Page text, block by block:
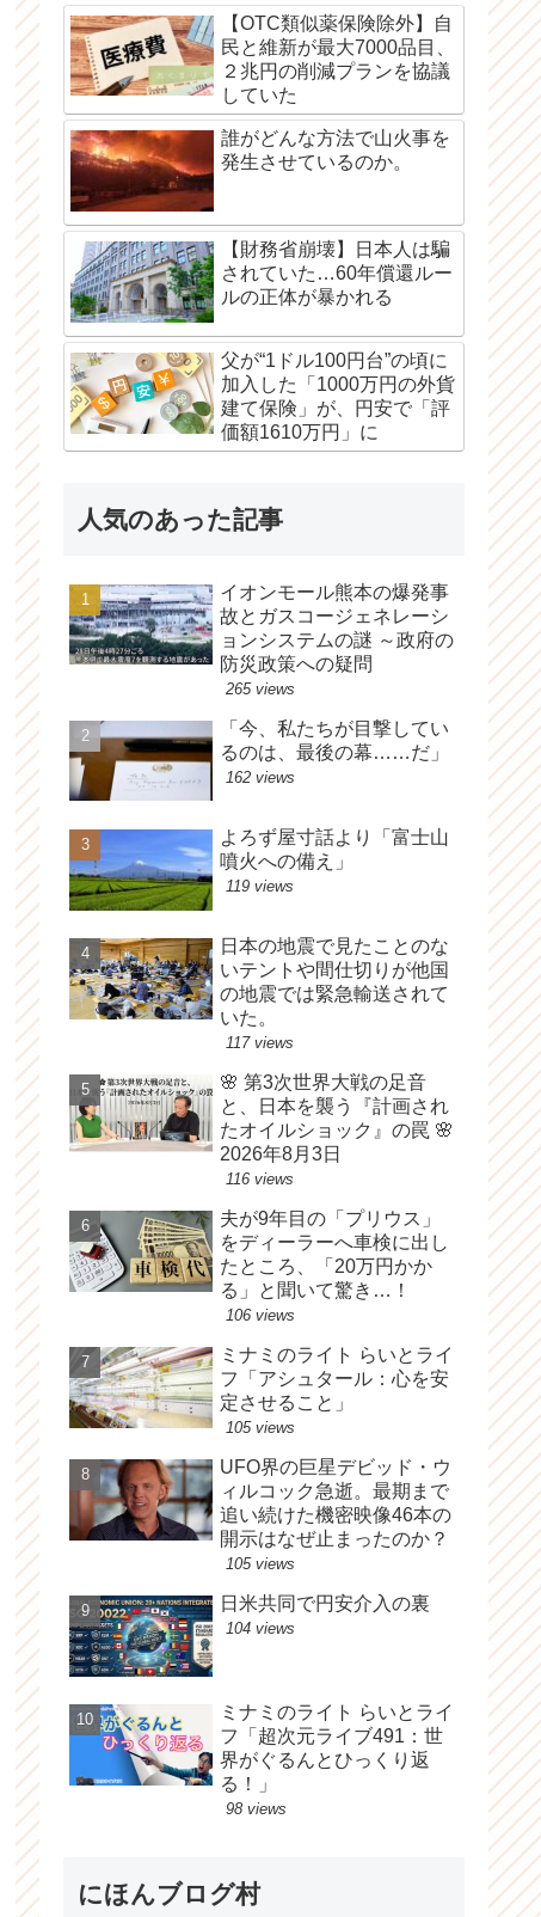
【OTC類似薬保険除外】自
民と維新が最大7000品目、
２兆円の削減プランを協議
していた
誰がどんな方法で山火事を
発生させているのか。
【財務省崩壊】日本人は騙
されていた…60年償還ルー
ルの正体が暴かれる
父が“1ドル100円台”の頃に
加入した「1000万円の外貨
建て保険」が、円安で「評
価額1610万円」に
人気のあった記事
イオンモール熊本の爆発事
故とガスコージェネレーシ
ョンシステムの謎 ～政府の
防災政策への疑問
265 views
「今、私たちが目撃してい
るのは、最後の幕……だ」
162 views
よろず屋寸話より「富士山
噴火への備え」
119 views
日本の地震で見たことのな
いテントや間仕切りが他国
の地震では緊急輸送されて
いた。
117 views
🌸 第3次世界大戦の足音
と、日本を襲う『計画され
たオイルショック』の罠 🌸
2026年8月3日
116 views
夫が9年目の「プリウス」
をディーラーへ車検に出し
たところ、「20万円かか
る」と聞いて驚き…！
106 views
ミナミのライト らいとライ
フ「アシュタール：心を安
定させること」
105 views
UFO界の巨星デビッド・ウ
ィルコック急逝。最期まで
追い続けた機密映像46本の
開示はなぜ止まったのか？
105 views
日米共同で円安介入の裏
104 views
ミナミのライト らいとライ
フ「超次元ライブ491：世
界がぐるんとひっくり返
る！」
98 views
にほんブログ村